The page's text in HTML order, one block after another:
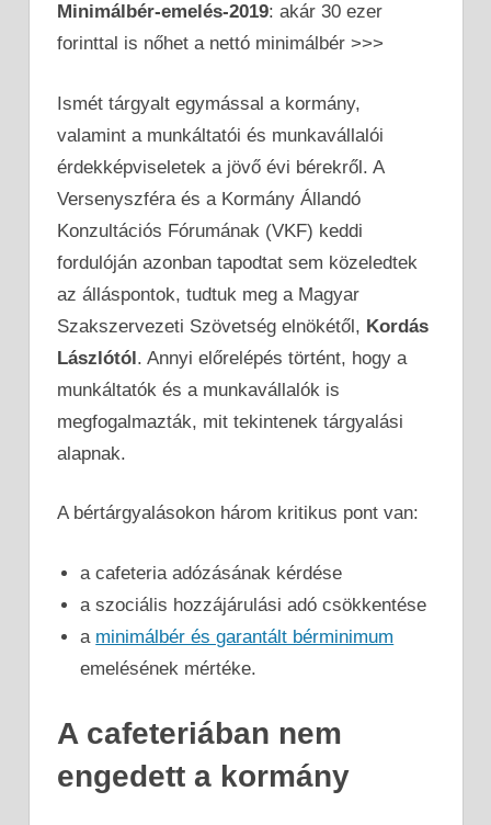
Minimálbér-emelés-2019: akár 30 ezer
forinttal is nőhet a nettó minimálbér >>>
Ismét tárgyalt egymással a kormány,
valamint a munkáltatói és munkavállalói
érdekképviseletek a jövő évi bérekről. A
Versenyszféra és a Kormány Állandó
Konzultációs Fórumának (VKF) keddi
fordulóján azonban tapodtat sem közeledtek
az álláspontok, tudtuk meg a Magyar
Szakszervezeti Szövetség elnökétől, Kordás
Lászlótól. Annyi előrelépés történt, hogy a
munkáltatók és a munkavállalók is
megfogalmazták, mit tekintenek tárgyalási
alapnak.
A bértárgyalásokon három kritikus pont van:
a cafeteria adózásának kérdése
a szociális hozzájárulási adó csökkentése
a minimálbér és garantált bérminimum
emelésének mértéke.
A cafeteriában nem
engedett a kormány